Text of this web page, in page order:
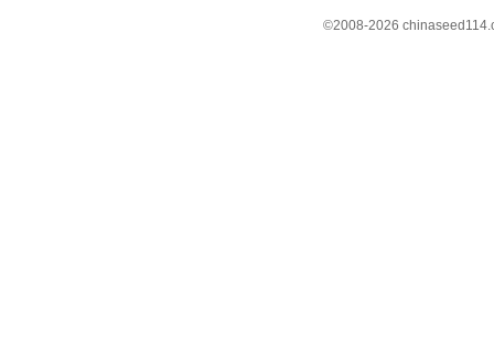
©2008-2026